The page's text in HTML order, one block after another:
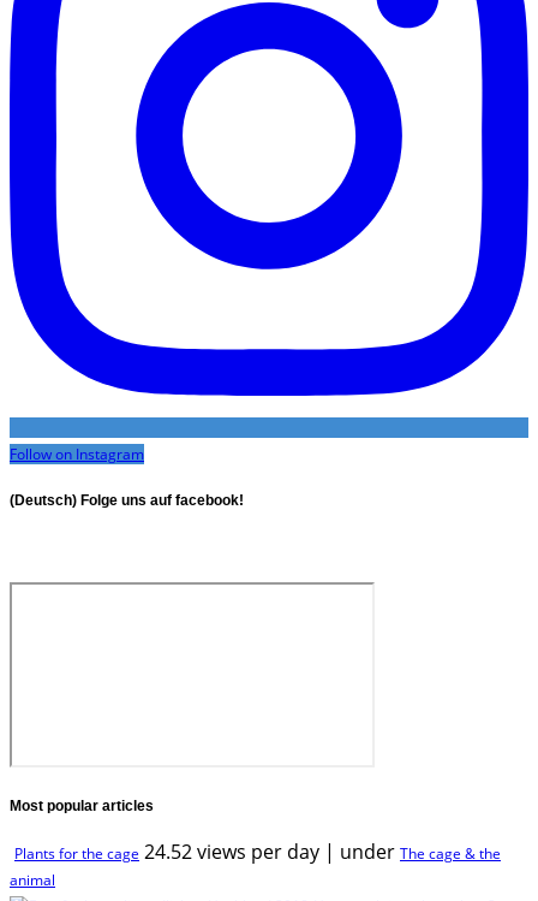
Follow on Instagram
(Deutsch) Folge uns auf facebook!
Most popular articles
Plants for the cage 24.52 views per day | under The cage & the
animal